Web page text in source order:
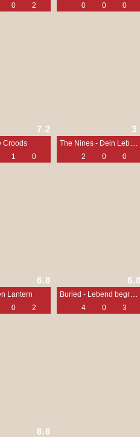
0 2 0 0 0
Croods
7.2
1 0
3
2 0 0
Lantern
6.8
0 2 4 0 3
6.6